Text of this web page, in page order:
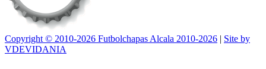
Copyright © 2010-2026 Futbolchapas Alcala 2010-2026 | Site by
VDEVIDANIA